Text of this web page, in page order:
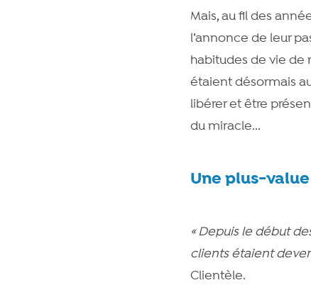
Mais, au fil des
l’annonce de leur
habitudes de vie de
étaient désormais
libérer et être
du miracle...
Une plus-
« Depuis le début
clients étaient
Clientèle.